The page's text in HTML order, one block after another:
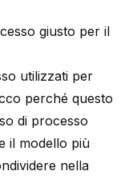
giusto per il
utilizzati per
perché questo
di processo
il modello più
nella